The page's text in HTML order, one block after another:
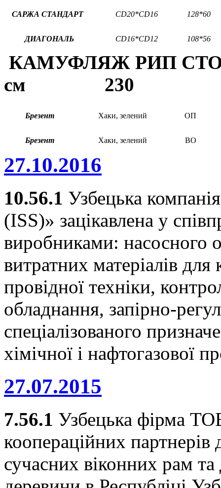
САРЖА СТАНДАРТ СD20*СD16 128*60
ДИАГОНАЛЬ СD16*СD12 108*56
КАМУФЛЯЖ РИП
см 230
Брезент Хаки, зелений ОП
Брезент Хаки, зелений ВО
27.10.2016
10.56.1 Узбецька
(ISS)» зацікавлена у
виробниками: насосного
витратних матеріалів
провідної техніки,
обладнання, запірно-
спеціалізованого
хімічної і нафтогазової
27.07.2015
7.56.1 Узбецька фірма
коопераційних партнерів
сучасних віконних рам